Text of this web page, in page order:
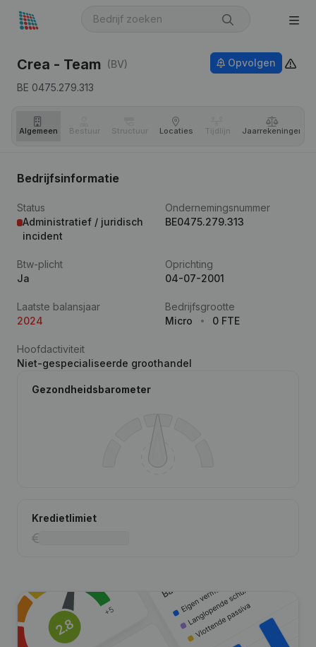
Crea - Team (BV)
BE 0475.279.313
Opvolgen
Algemeen Bestuur Structuur Locaties Tijdlijn Jaar­rekeningen
Bedrijfsinformatie
Status
Administratief / juridisch
incident
Ondernemingsnummer
BE0475.279.313
Btw-plicht
Ja
Oprichting
04-07-2001
Laatste balansjaar
2024
Bedrijfsgrootte
Micro
0 FTE
Hoofdactiviteit
Niet-gespecialiseerde groothandel
Gezondheidsbarometer
Kredietlimiet